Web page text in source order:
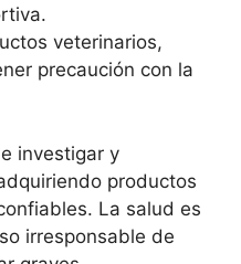
veterinarios,
precaución con la
investigar y
productos
La salud es
irresponsable de